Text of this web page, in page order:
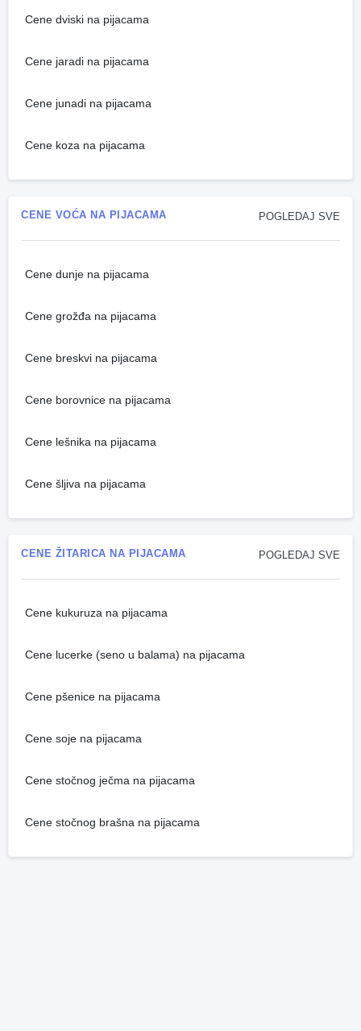
Cene dviski na pijacama
Cene jaradi na pijacama
Cene junadi na pijacama
Cene koza na pijacama
POGLEDAJ SVE
CENE VOĆA NA PIJACAMA
Cene dunje na pijacama
Cene grožđa na pijacama
Cene breskvi na pijacama
Cene borovnice na pijacama
Cene lešnika na pijacama
Cene šljiva na pijacama
POGLEDAJ SVE
CENE ŽITARICA NA PIJACAMA
Cene kukuruza na pijacama
Cene lucerke (seno u balama) na pijacama
Cene pšenice na pijacama
Cene soje na pijacama
Cene stočnog ječma na pijacama
Cene stočnog brašna na pijacama